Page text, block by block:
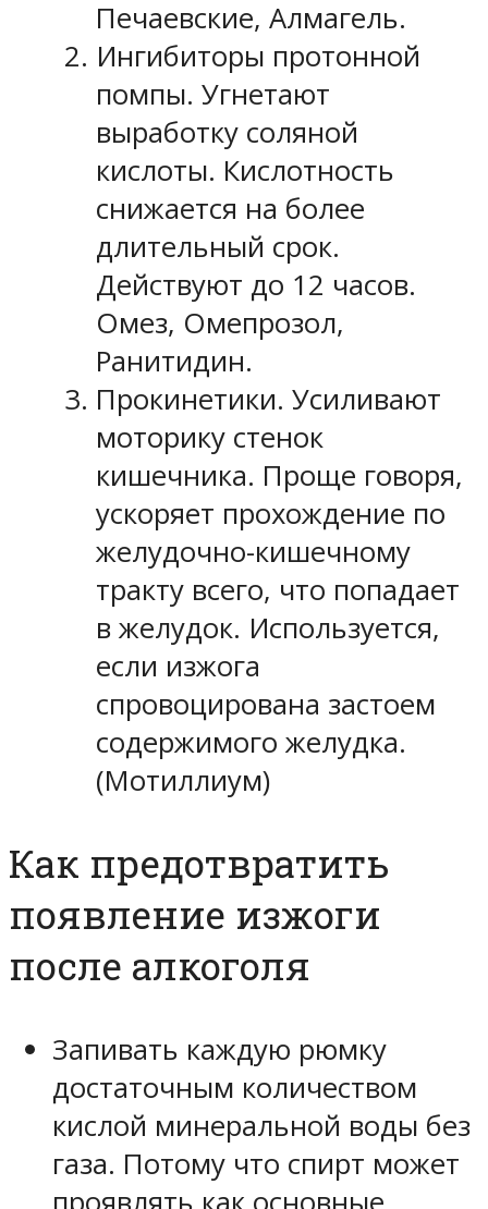
Печаевские, Алмагель.
Ингибиторы протонной
помпы. Угнетают
выработку соляной
кислоты. Кислотность
снижается на более
длительный срок.
Действуют до 12 часов.
Омез, Омепрозол,
Ранитидин.
Прокинетики. Усиливают
моторику стенок
кишечника. Проще говоря,
ускоряет прохождение по
желудочно-кишечному
тракту всего, что попадает
в желудок. Используется,
если изжога
спровоцирована застоем
содержимого желудка.
(Мотиллиум)
Как предотвратить
появление изжоги
после алкоголя
Запивать каждую рюмку
достаточным количеством
кислой минеральной воды без
газа. Потому что спирт может